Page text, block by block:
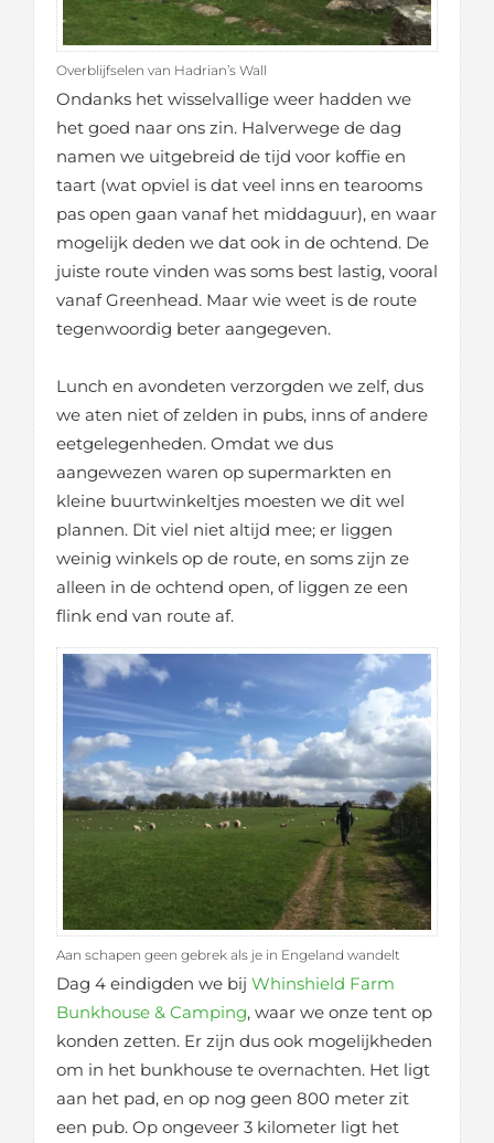
Overblijfselen van Hadrian’s Wall
Ondanks het wisselvallige weer hadden we
het goed naar ons zin. Halverwege de dag
namen we uitgebreid de tijd voor koffie en
taart (wat opviel is dat veel inns en tearooms
pas open gaan vanaf het middaguur), en waar
mogelijk deden we dat ook in de ochtend. De
juiste route vinden was soms best lastig, vooral
vanaf Greenhead. Maar wie weet is de route
tegenwoordig beter aangegeven.
Lunch en avondeten verzorgden we zelf, dus
we aten niet of zelden in pubs, inns of andere
eetgelegenheden. Omdat we dus
aangewezen waren op supermarkten en
kleine buurtwinkeltjes moesten we dit wel
plannen. Dit viel niet altijd mee; er liggen
weinig winkels op de route, en soms zijn ze
alleen in de ochtend open, of liggen ze een
flink end van route af.
Aan schapen geen gebrek als je in Engeland wandelt
Dag 4 eindigden we bij Whinshield Farm
Bunkhouse & Camping, waar we onze tent op
konden zetten. Er zijn dus ook mogelijkheden
om in het bunkhouse te overnachten. Het ligt
aan het pad, en op nog geen 800 meter zit
een pub. Op ongeveer 3 kilometer ligt het